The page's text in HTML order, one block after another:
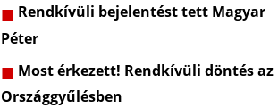
Rendkívüli bejelentést tett Magyar
Péter
Most érkezett! Rendkívüli döntés az
Országgyűlésben